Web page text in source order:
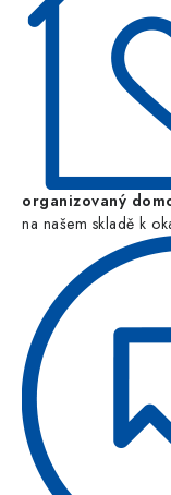
organizovaný
na našem skladě k